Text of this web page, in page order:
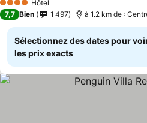
4 Étoiles Hôtel
7,7 Bien 1 497 à 1.2 km de :
Sélectionnez des dates pour
les prix exacts